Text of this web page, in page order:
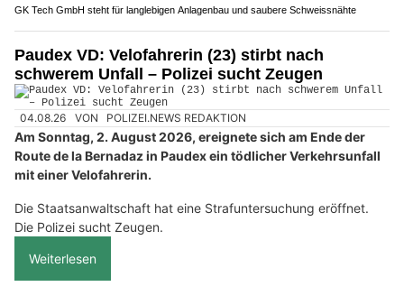
GK Tech GmbH steht für langlebigen Anlagenbau und saubere Schweissnähte
Paudex VD: Velofahrerin (23) stirbt nach
schwerem Unfall – Polizei sucht Zeugen
04.08.26 VON POLIZEI.NEWS REDAKTION
Am Sonntag, 2. August 2026, ereignete sich am Ende der
Route de la Bernadaz in Paudex ein tödlicher Verkehrsunfall
mit einer Velofahrerin.
Die Staatsanwaltschaft hat eine Strafuntersuchung eröffnet.
Die Polizei sucht Zeugen.
Weiterlesen